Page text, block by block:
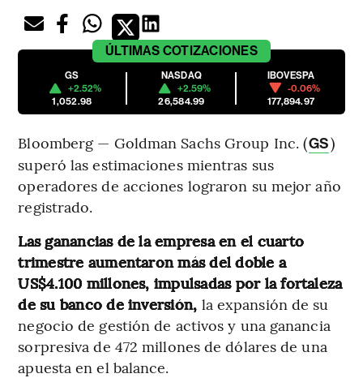
ÚLTIMAS COTIZACIONES
GS
+2.52%
1,052.98
NASDAQ
+2.59%
26,584.99
IBOVESPA
-0.06%
177,894.97
Bloomberg — Goldman Sachs Group Inc. (GS)
superó las estimaciones mientras sus
operadores de acciones lograron su mejor año
registrado.
Las ganancias de la empresa en el cuarto
trimestre aumentaron más del doble a
US$4.100 millones, impulsadas por la fortaleza
de su banco de inversión, la expansión de su
negocio de gestión de activos y una ganancia
sorpresiva de 472 millones de dólares de una
apuesta en el balance.